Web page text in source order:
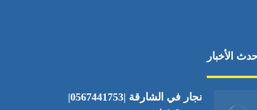
الأخبار
نجار في الشارقة |0567441753|